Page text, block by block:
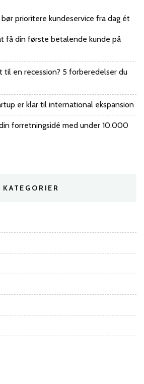
prioritere kundeservice fra dag ét
få din første betalende kunde på
til en recession? 5 forberedelser du
er klar til international ekspansion
forretningsidé med under 10.000
KATEGORIER